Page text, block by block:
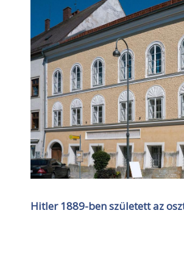
Hitler 1889-ben született az